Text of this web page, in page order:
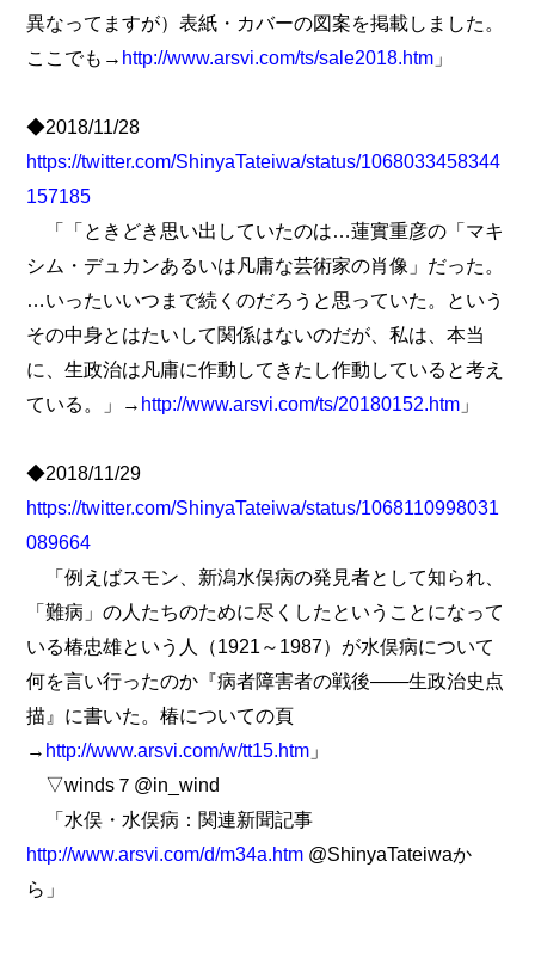
異なってますが）表紙・カバーの図案を掲載しました。
ここでも→ http://www.arsvi.com/ts/sale2018.htm 」
◆2018/11/28
https://twitter.com/ShinyaTateiwa/status/1068033458344
157185
「「ときどき思い出していたのは…蓮實重彦の「マキ
シム・デュカンあるいは凡庸な芸術家の肖像」だった。
…いったいいつまで続くのだろうと思っていた。という
その中身とはたいして関係はないのだが、私は、本当
に、生政治は凡庸に作動してきたし作動していると考え
ている。」→ http://www.arsvi.com/ts/20180152.htm 」
◆2018/11/29
https://twitter.com/ShinyaTateiwa/status/1068110998031
089664
「例えばスモン、新潟水俣病の発見者として知られ、
「難病」の人たちのために尽くしたということになって
いる椿忠雄という人（1921～1987）が水俣病について
何を言い行ったのか『病者障害者の戦後――生政治史点
描』に書いた。椿についての頁
→ http://www.arsvi.com/w/tt15.htm 」
▽winds７@in_wind
「水俣・水俣病：関連新聞記事
http://www.arsvi.com/d/m34a.htm @ShinyaTateiwaか
ら」